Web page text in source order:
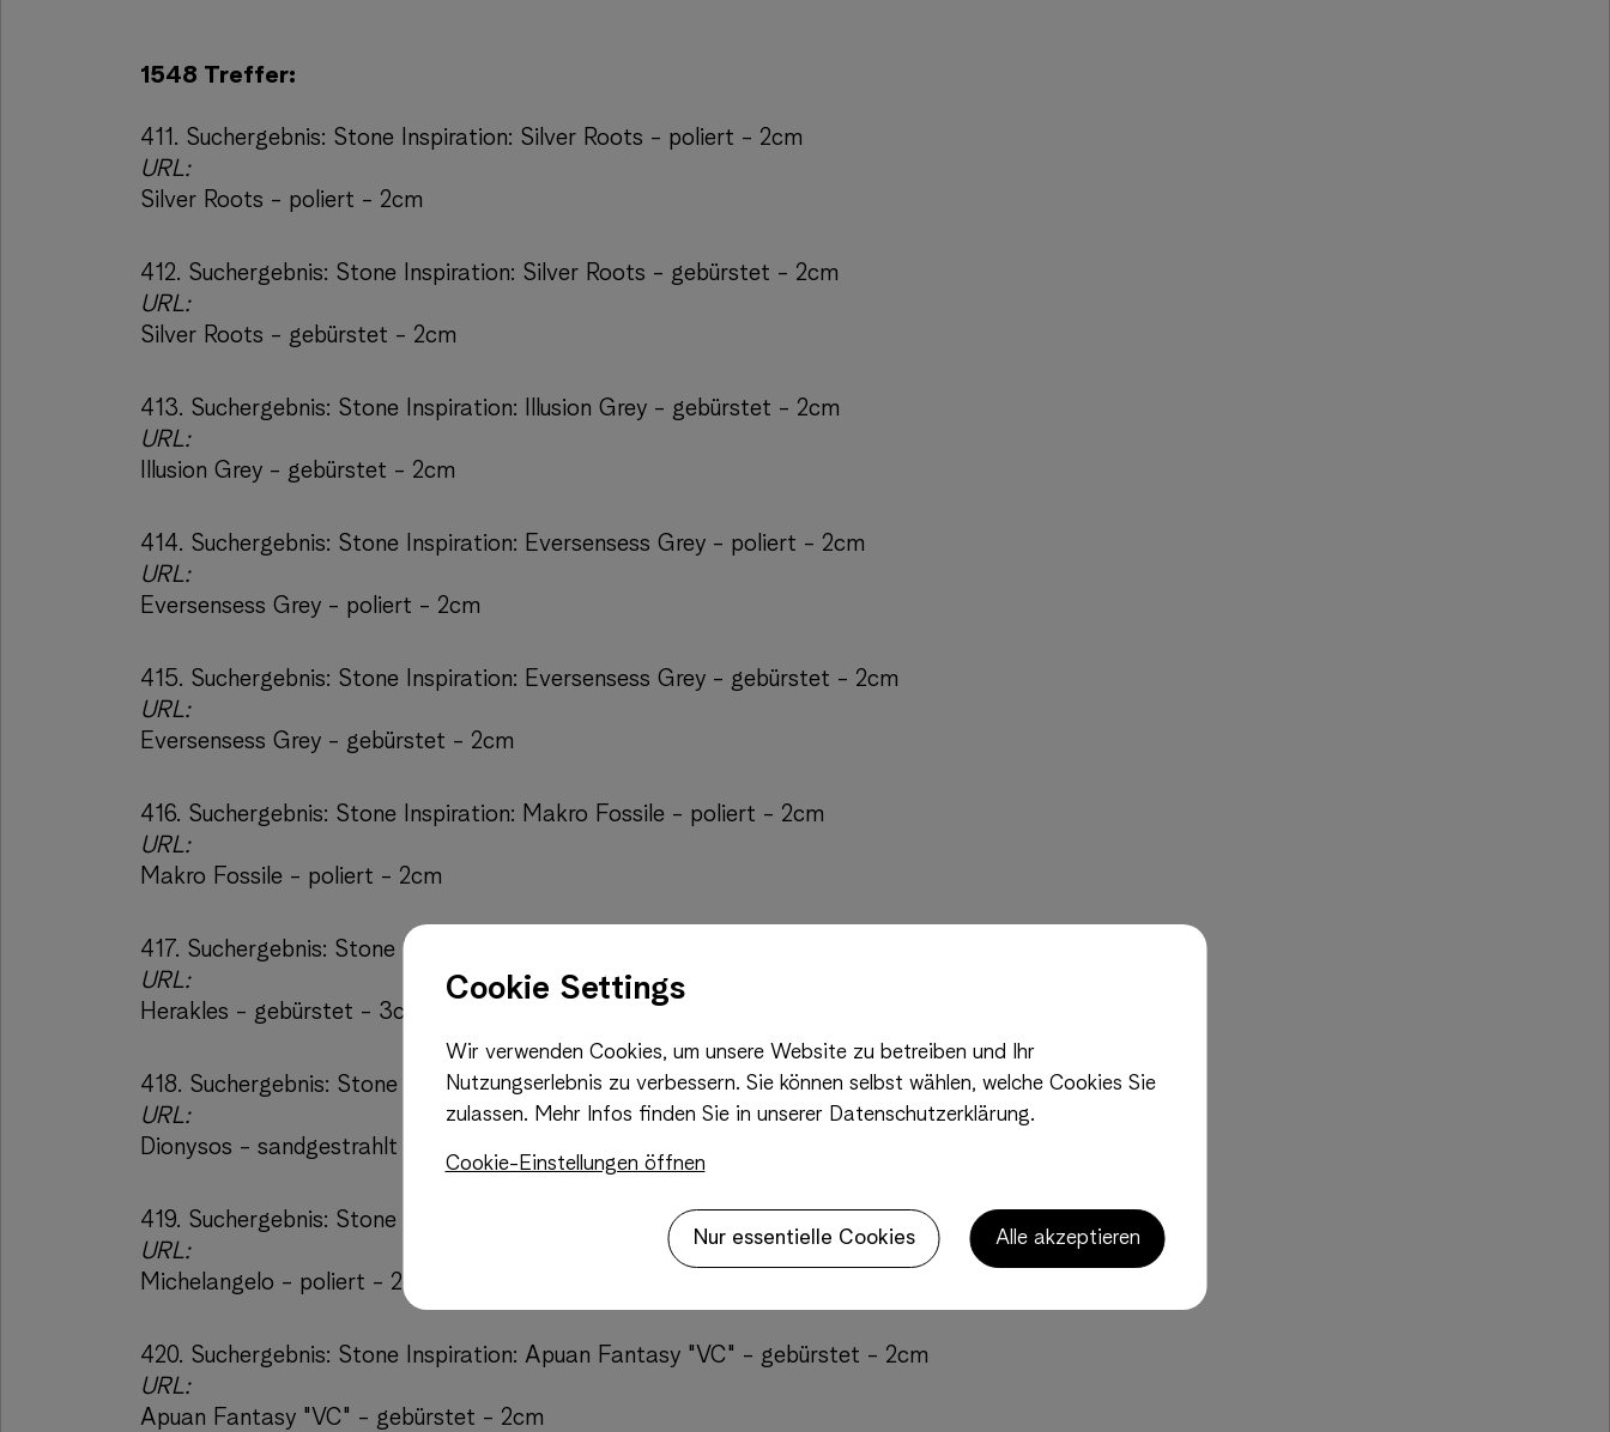
1548 Treffer:
411. Suchergebnis: Stone Inspiration: Silver Roots - poliert - 2cm
URL:
Silver Roots - poliert - 2cm
412. Suchergebnis: Stone Inspiration: Silver Roots - gebürstet - 2cm
URL:
Silver Roots - gebürstet - 2cm
413. Suchergebnis: Stone Inspiration: Illusion Grey - gebürstet - 2cm
URL:
Illusion Grey - gebürstet - 2cm
414. Suchergebnis: Stone Inspiration: Eversensess Grey - poliert - 2cm
URL:
Eversensess Grey - poliert - 2cm
415. Suchergebnis: Stone Inspiration: Eversensess Grey - gebürstet - 2cm
URL:
Eversensess Grey - gebürstet - 2cm
416. Suchergebnis: Stone Inspiration: Makro Fossile - poliert - 2cm
URL:
Makro Fossile - poliert - 2cm
417. Suchergebnis: Stone Inspiration: Herakles - gebürstet - 3cm
URL:
Herakles - gebürstet - 3cm
418. Suchergebnis: Stone Inspiration: Dionysos - sandgestrahlt und gebürstet - 3cm
URL:
Dionysos - sandgestrahlt und gebürstet - 3cm
419. Suchergebnis: Stone Inspiration: Michelangelo - poliert - 2cm
URL:
Michelangelo - poliert - 2cm
420. Suchergebnis: Stone Inspiration: Apuan Fantasy "VC" - gebürstet - 2cm
URL:
Apuan Fantasy "VC" - gebürstet - 2cm
Cookie Settings
Wir verwenden Cookies, um unsere Website zu betreiben und Ihr
Nutzungserlebnis zu verbessern. Sie können selbst wählen, welche Cookies Sie
zulassen. Mehr Infos finden Sie in unserer Datenschutzerklärung.
Cookie-Einstellungen öffnen
Nur essentielle Cookies Alle akzeptieren